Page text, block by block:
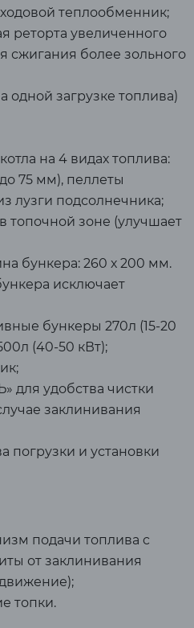
теплообменник;
реторта увеличенного
сжигания более зольного
одной загрузке топлива)
на 4 видах топлива:
75 мм), пеллеты
лузги подсолнечника;
топочной зоне (улучшает
бункера: 260 х 200 мм.
исключает
бункеры 270л (15-20
(40-50 кВт);
для удобства чистки
заклинивания
погрузки и установки
подачи топлива c
от заклинивания
топки.